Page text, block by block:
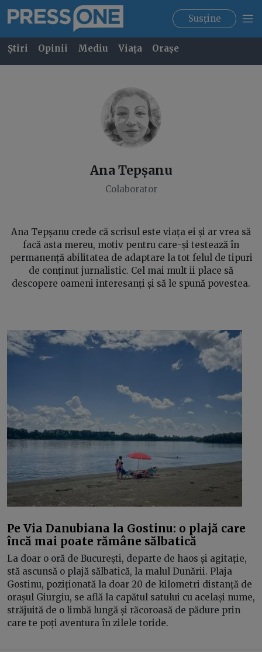
Susține
Știri Opinii Mediu Viața Orașe
Ana Tepșanu
Colaborator
Ana Tepșanu crede că scrisul este viața ei și ar vrea să
facă asta mereu, motiv pentru care-și testează în
permanență abilitatea de adaptare la tot felul de tipuri
de conținut jurnalistic. Cel mai mult ii place să
descopere oameni interesanți și să le spună povestea.
Pe Via Danubiana la Gostinu: o plajă care
încă mai poate rămâne sălbatică
La doar o oră de București, departe de haos și agitație,
stă ascunsă o plajă sălbatică, la malul Dunării. Plaja
Gostinu, poziționată la doar 20 de kilometri distanță de
orașul Giurgiu, se află la capătul satului cu același nume,
străjuită de o limbă lungă și răcoroasă de pădure prin
care te poți aventura în zilele toride.